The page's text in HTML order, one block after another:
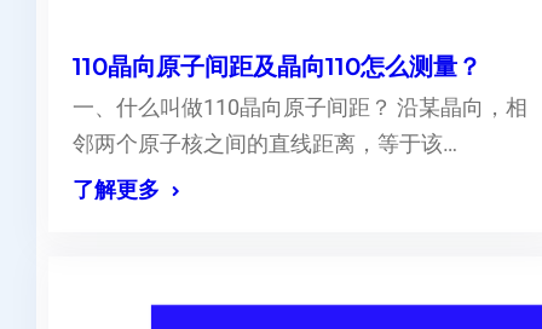
110晶向原子间距及晶向110怎么测量？
一、什么叫做110晶向原子间距？ 沿某晶向，相
邻两个原子核之间的直线距离，等于该…
了解更多